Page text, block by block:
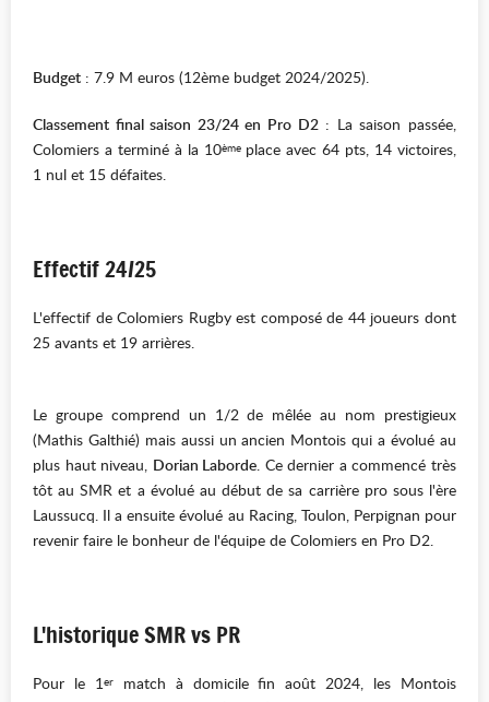
Budget : 7.9 M euros (12ème budget 2024/2025).
Classement final saison 23/24 en Pro D2: La saison passée,
Colomiers a terminé à la 10èmeplace avec 64 pts, 14 victoires,
1 nul et 15 défaites.
Effectif 24/25
L'effectif de Colomiers Rugby est composé de 44 joueurs dont
25 avants et 19 arrières.
Le groupe comprend un 1/2 de mêlée au nom prestigieux
(Mathis Galthié) mais aussi un ancien Montois qui a évolué au
plus haut niveau, Dorian Laborde. Ce dernier a commencé très
tôt au SMR et a évolué au début de sa carrière pro sous l'ère
Laussucq. Il a ensuite évolué au Racing, Toulon, Perpignan pour
revenir faire le bonheur de l'équipe de Colomiers en Pro D2.
L'historique SMR vs PR
Pour le 1ermatch à domicile fin août 2024, les Montois